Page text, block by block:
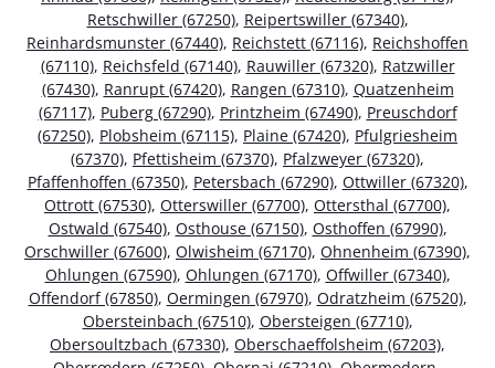
Retschwiller (67250), Reipertswiller (67340),
Reinhardsmunster (67440), Reichstett (67116), Reichshoffen
(67110), Reichsfeld (67140), Rauwiller (67320), Ratzwiller
(67430), Ranrupt (67420), Rangen (67310), Quatzenheim
(67117), Puberg (67290), Printzheim (67490), Preuschdorf
(67250), Plobsheim (67115), Plaine (67420), Pfulgriesheim
(67370), Pfettisheim (67370), Pfalzweyer (67320),
Pfaffenhoffen (67350), Petersbach (67290), Ottwiller (67320),
Ottrott (67530), Otterswiller (67700), Ottersthal (67700),
Ostwald (67540), Osthouse (67150), Osthoffen (67990),
Orschwiller (67600), Olwisheim (67170), Ohnenheim (67390),
Ohlungen (67590), Ohlungen (67170), Offwiller (67340),
Offendorf (67850), Oermingen (67970), Odratzheim (67520),
Obersteinbach (67510), Obersteigen (67710),
Obersoultzbach (67330), Oberschaeffolsheim (67203),